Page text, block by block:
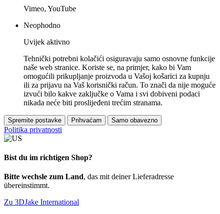
Vimeo, YouTube
Neophodno
Uvijek aktivno
Tehnički potrebni kolačići osiguravaju samo osnovne funkcije
naše web stranice. Koriste se, na primjer, kako bi Vam
omogućili prikupljanje proizvoda u Vašoj košarici za kupnju
ili za prijavu na Vaš korisnički račun. To znači da nije moguće
izvući bilo kakve zaključke o Vama i svi dobiveni podaci
nikada neće biti proslijeđeni trećim stranama.
Spremite postavke Prihvaćam Samo obavezno
Politika privatnosti
Bist du im richtigen Shop?
Bitte wechsle zum Land, das mit deiner Lieferadresse
übereinstimmt.
Zu 3DJake International